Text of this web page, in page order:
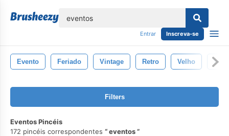
Entrar Inscreva-se
Evento Feriado Vintage Retro Velho Natal
Filters
Eventos Pincéis
172 pincéis correspondentes
eventos